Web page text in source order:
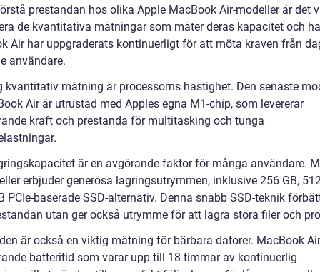
prestandan hos olika Apple MacBook Air-modeller är det
de kvantitativa mätningar som mäter deras kapacitet och
Air har uppgraderats kontinuerligt för att möta kraven från
användare.
kvantitativ mätning är processorns hastighet. Den senaste
Air är utrustad med Apples egna M1-chip, som levererar
kraft och prestanda för multitasking och tunga
är en avgörande faktor för många användare.
erbjuder generösa lagringsutrymmen, inklusive 256 GB,
PCIe-baserade SSD-alternativ. Denna snabb SSD-teknik
utan ger också utrymme för att lagra stora filer och
är också en viktig mätning för bärbara datorer. MacBook
batteritid som varar upp till 18 timmar av kontinuerlig